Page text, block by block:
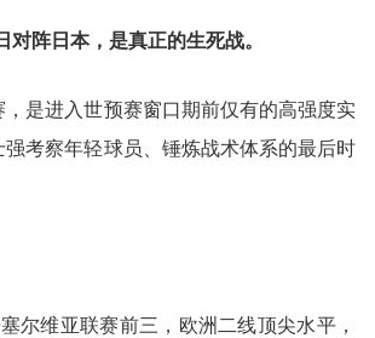
对阵日本，是真正的生死战。
是进入世预赛窗口期前仅有的高强度实
考察年轻球员、锤炼战术体系的最后时
尔维亚联赛前三，欧洲二线顶尖水平，